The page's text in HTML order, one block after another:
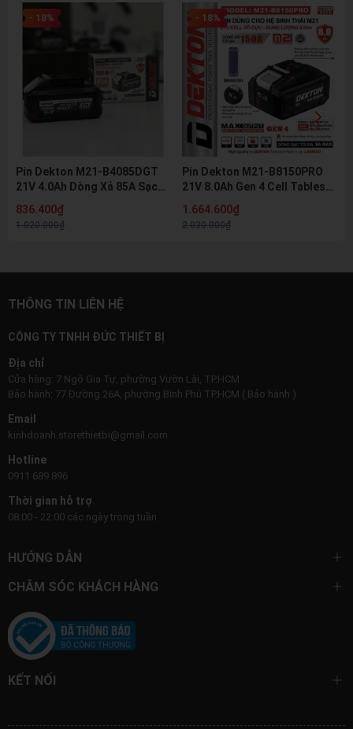
- 18%
Pin Dekton M21-B4085DGT
21V 4.0Ah Dòng Xả 85A Sạc
Chính Hãng
836.400₫
1.020.000₫
- 18%
Pin Dekton M21-B8150PRO
21V 8.0Ah Gen 4 Cell Tabless
M21 Chính Hãng
1.664.600₫
2.030.000₫
THÔNG TIN LIÊN HỆ
CÔNG TY TNHH ĐỨC THIẾT BỊ
Địa chỉ
Cửa hàng: 7 Ngô Gia Tự, phường Vườn Lài, TP.HCM
Bảo hành: 77 Đường 26A, phường Bình Phú TP.HCM ( Bảo hành )
Email
kinhdoanh.storethietbi@gmail.com
Hotline
0911 689 896
Thời gian hỗ trợ
08:00 - 22:00 các ngày trong tuần
HƯỚNG DẪN
CHĂM SÓC KHÁCH HÀNG
KẾT NỐI